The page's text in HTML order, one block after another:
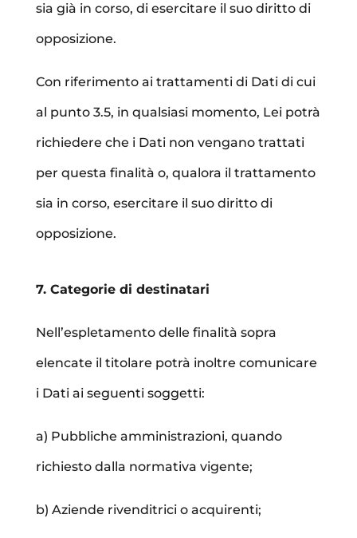
sia già in corso, di esercitare il suo diritto di
opposizione.
Con riferimento ai trattamenti di Dati di cui
al punto 3.5, in qualsiasi momento, Lei potrà
richiedere che i Dati non vengano trattati
per questa finalità o, qualora il trattamento
sia in corso, esercitare il suo diritto di
opposizione.
7. Categorie di destinatari
Nell’espletamento delle finalità sopra
elencate il titolare potrà inoltre comunicare
i Dati ai seguenti soggetti:
a) Pubbliche amministrazioni, quando
richiesto dalla normativa vigente;
b) Aziende rivenditrici o acquirenti;